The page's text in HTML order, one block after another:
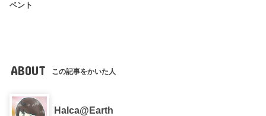
ベント
ABOUT この記事をかいた人
Halca@Earth